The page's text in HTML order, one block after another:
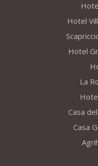
Hotel
Hotel
La
Casa
Casa